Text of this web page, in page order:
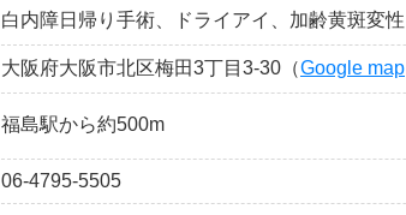
白内障日帰り手術、ドライアイ、加齢黄斑変性
大阪府大阪市北区梅田3丁目3-30（Google map
福島駅から約500m
06-4795-5505